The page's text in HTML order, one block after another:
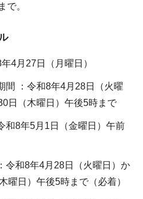
で。
4月27日（月曜日）
間 ：令和8年4月28日（火曜
日（木曜日）午後5時まで
8年5月1日（金曜日）午前
和8年4月28日（火曜日）か
曜日）午後5時まで（必着）